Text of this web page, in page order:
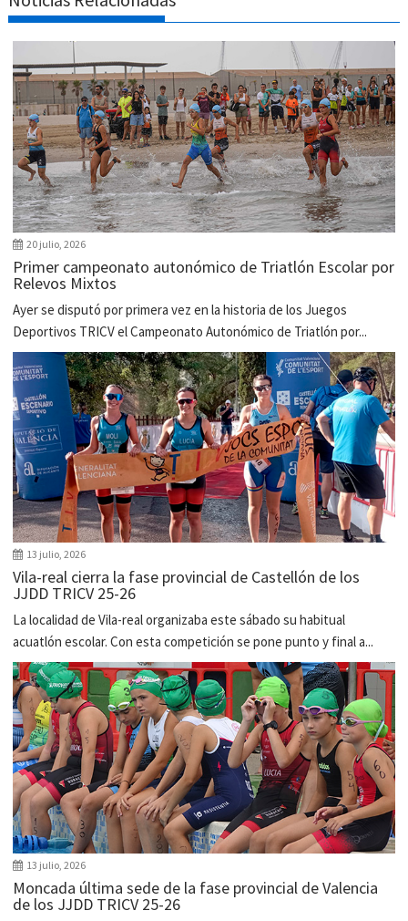
20 julio, 2026
Primer campeonato autonómico de Triatlón Escolar por
Relevos Mixtos
Ayer se disputó por primera vez en la historia de los Juegos
Deportivos TRICV el Campeonato Autonómico de Triatlón por...
13 julio, 2026
Vila-real cierra la fase provincial de Castellón de los
JJDD TRICV 25-26
La localidad de Vila-real organizaba este sábado su habitual
acuatlón escolar. Con esta competición se pone punto y final a...
13 julio, 2026
Moncada última sede de la fase provincial de Valencia
de los JJDD TRICV 25-26